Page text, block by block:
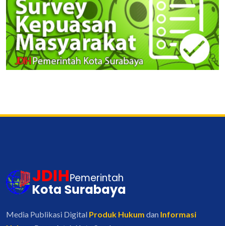
JDIHPemerintah
Kota Surabaya
Media Publikasi Digital Produk Hukum dan Informasi